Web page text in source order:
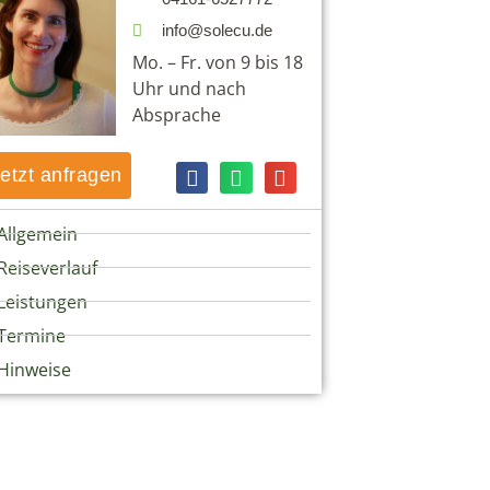
info@solecu.de
Mo. – Fr. von 9 bis 18
Uhr und nach
Absprache
anfragen